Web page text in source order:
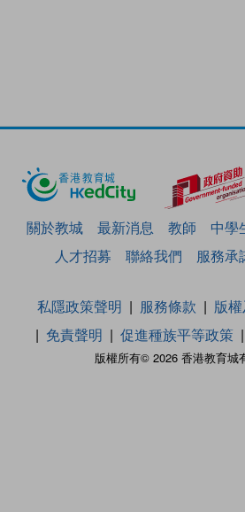
關於教城 最新消息 教師 中學
人才招募
聯絡我們 服務承
版權所有© 2026 香港教育城
私隱政策聲明 服務條款
版
免責聲明
促進種族平等政策